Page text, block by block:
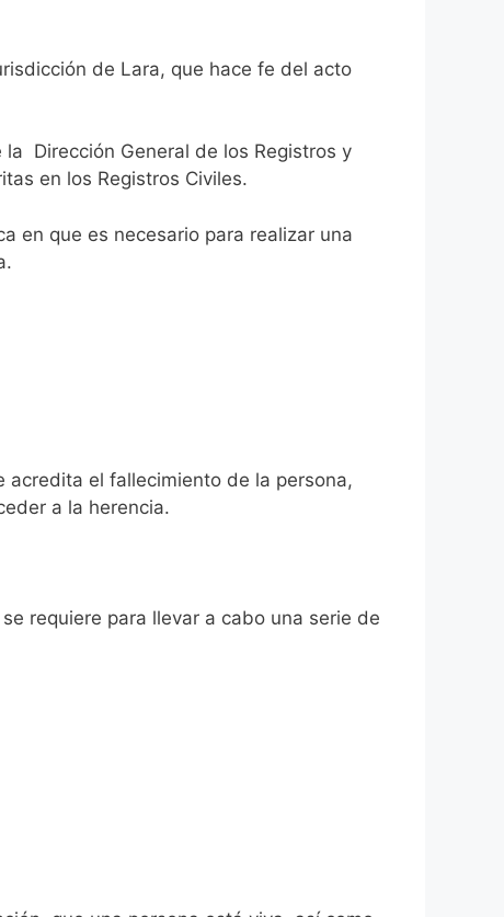
de Lara, que hace fe del acto
Dirección General de los Registros y
en los Registros Civiles.
en que es necesario para realizar una
el fallecimiento de la persona,
a la herencia.
requiere para llevar a cabo una serie de